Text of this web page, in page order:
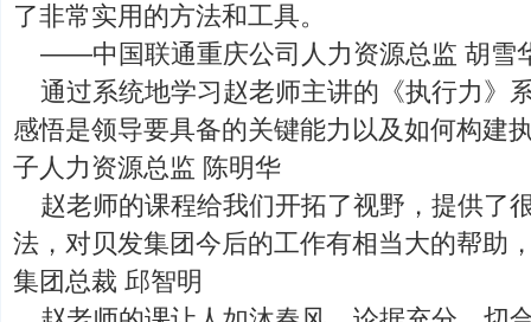
了非常实用的方法和工具。
——中国联通重庆公司人力资源总监 胡雪
通过系统地学习赵老师主讲的《执行力》
感悟是领导要具备的关键能力以及如何构
子人力资源总监 陈明华
赵老师的课程给我们开拓了视野，提供了
法，对贝发集团今后的工作有相当大的帮
集团总裁 邱智明